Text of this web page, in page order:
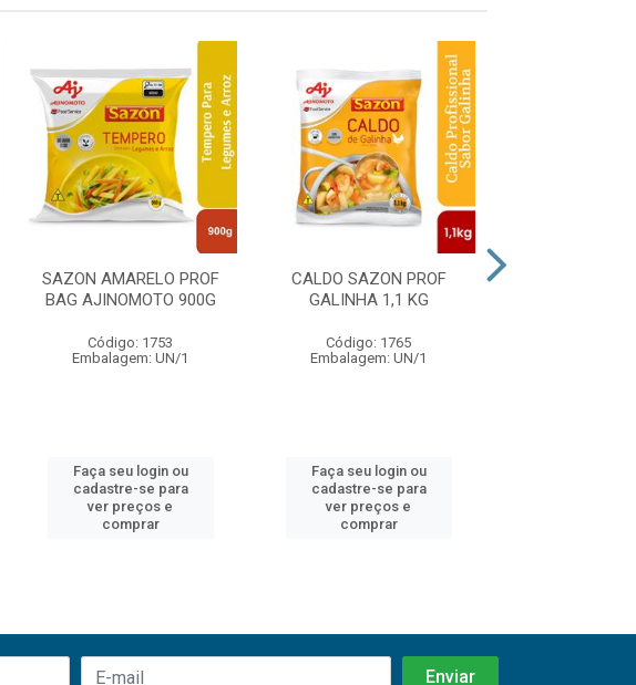
SAZON AMARELO PROF
BAG AJINOMOTO 900G
Código: 1753
Embalagem: UN/1
Faça seu login ou
cadastre-se para
ver preços e
comprar
CALDO SAZON PROF
GALINHA 1,1 KG
Código: 1765
Embalagem: UN/1
Faça seu login ou
cadastre-se para
ver preços e
comprar